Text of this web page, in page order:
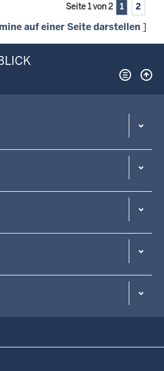
Seite 1 von 2 1 2
auf einer Seite darstellen ]